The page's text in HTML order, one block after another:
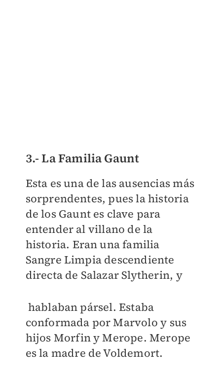
3.- La Familia Gaunt
Esta es una de las ausencias más
sorprendentes, pues la historia
de los Gaunt es clave para
entender al villano de la
historia. Eran una familia
Sangre Limpia descendiente
directa de Salazar Slytherin, y
hablaban pársel. Estaba
conformada por Marvolo y sus
hijos Morfin y Merope. Merope
es la madre de Voldemort.